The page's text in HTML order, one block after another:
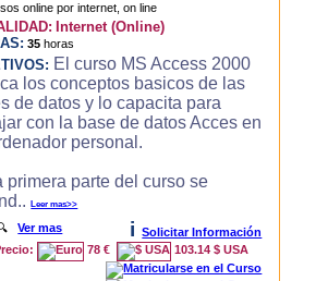
Internet (Online)
35 horas
El curso MS Access 2000
los conceptos basicos de las
de datos y lo capacita para
con la base de datos Acces en
personal.
primera parte del curso se
Leer mas>>
Ver mas i
Solicitar Información
78 € 103.14 $ USA